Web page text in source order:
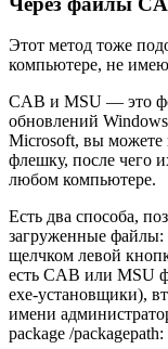
Этот метод тоже
компьютере, не
CAB и MSU — это
обновлений
Microsoft, вы можете
флешку, после чего
любом компьютере.
Есть два способа,
загруженные
щелчком левой
есть CAB или MSU
exe-установщики),
имени
package /